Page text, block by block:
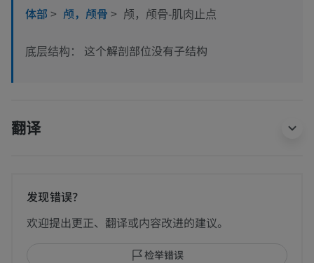
体部 > 颅，颅骨 > 颅，颅骨-肌肉止点
底层结构： 这个解剖部位没有子结构
翻译
发现错误？
欢迎提出更正、翻译或内容改进的建议。
检举错误